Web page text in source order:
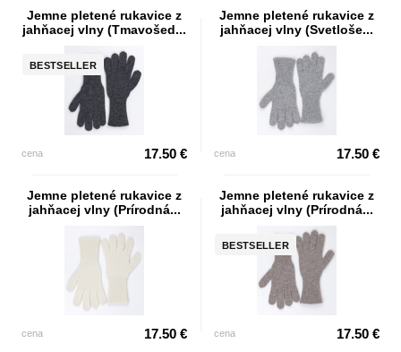
Jemne pletené rukavice z
jahňacej vlny (Tmavošed...
BESTSELLER
cena 17.50 €
Jemne pletené rukavice z
jahňacej vlny (Svetloše...
cena 17.50 €
Jemne pletené rukavice z
jahňacej vlny (Prírodná...
cena 17.50 €
Jemne pletené rukavice z
jahňacej vlny (Prírodná...
BESTSELLER
cena 17.50 €